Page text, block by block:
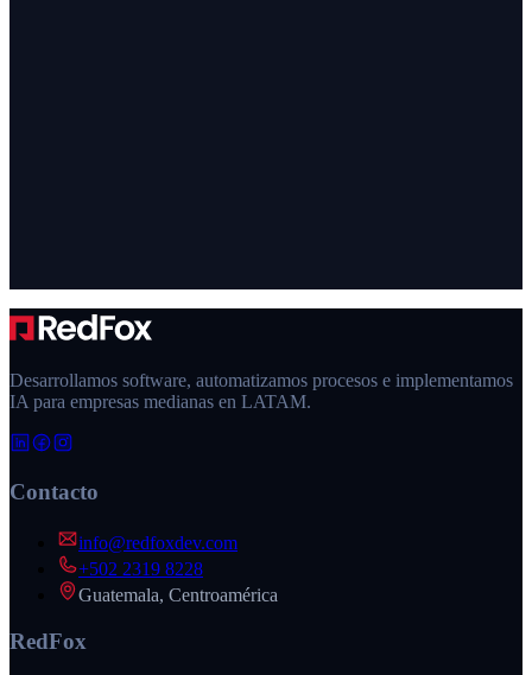
Desarrollamos software, automatizamos procesos e implementamos
IA para empresas medianas en LATAM.
Contacto
info@redfoxdev.com
+502 2319 8228
Guatemala, Centroamérica
RedFox